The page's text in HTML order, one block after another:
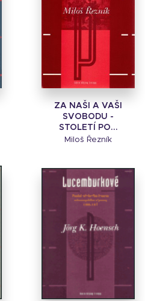
ZA NAŠI A VAŠI
SVOBODU -
STOLETÍ PO...
Miloš Řezník